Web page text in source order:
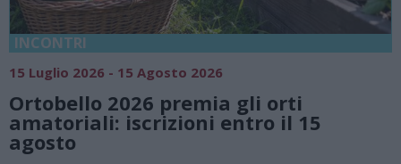
18 Luglio 2026 - 15 Agosto 2026
Vivi l’estate a Villa Fogazzaro Roi. Tra
natura e atmosfere senza tempo sul
Lago di Lugano
Valsolda